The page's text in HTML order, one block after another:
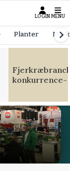
LOGIN MENU
Planter
konkurrence-